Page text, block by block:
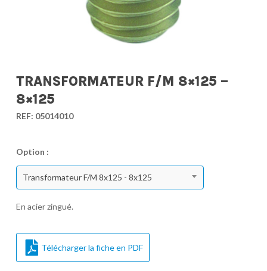
TRANSFORMATEUR F/M 8×125 –
8×125
REF: 05014010
Option :
Transformateur F/M 8x125 - 8x125
En acier zingué.
Télécharger la fiche en PDF